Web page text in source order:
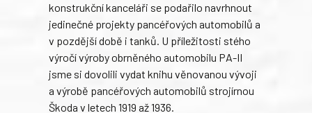
konstrukční kanceláři se podařilo navrhnout
jedinečné projekty pancéřových automobilů a
v pozdější době i tanků. U příležitosti stého
výročí výroby obrněného automobilu PA-II
jsme si dovolili vydat knihu věnovanou vývoji
a výrobě pancéřových automobilů strojírnou
Škoda v letech 1919 až 1936.